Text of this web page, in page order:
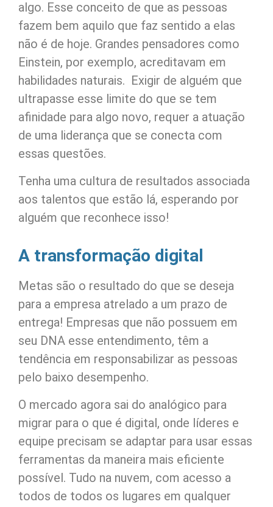
algo. Esse conceito de que as pessoas
fazem bem aquilo que faz sentido a elas
não é de hoje. Grandes pensadores como
Einstein, por exemplo, acreditavam em
habilidades naturais. Exigir de alguém que
ultrapasse esse limite do que se tem
afinidade para algo novo, requer a atuação
de uma liderança que se conecta com
essas questões.
Tenha uma cultura de resultados associada
aos talentos que estão lá, esperando por
alguém que reconhece isso!
A transformação digital
Metas são o resultado do que se deseja
para a empresa atrelado a um prazo de
entrega! Empresas que não possuem em
seu DNA esse entendimento, têm a
tendência em responsabilizar as pessoas
pelo baixo desempenho.
O mercado agora sai do analógico para
migrar para o que é digital, onde líderes e
equipe precisam se adaptar para usar essas
ferramentas da maneira mais eficiente
possível. Tudo na nuvem, com acesso a
todos de todos os lugares em qualquer